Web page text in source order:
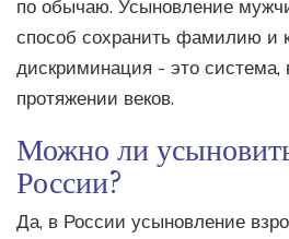
по обычаю. Усыновление
способ сохранить фамилию и
дискриминация - это система,
протяжении веков.
Можно ли
России?
Да, в России усыновление